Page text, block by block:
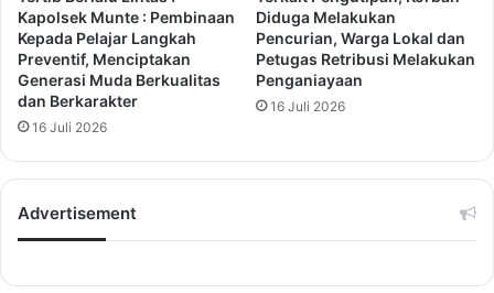
Kapolsek Munte : Pembinaan
Kepada Pelajar Langkah
Preventif, Menciptakan
Generasi Muda Berkualitas
dan Berkarakter
16 Juli 2026
Diduga Melakukan
Pencurian, Warga Lokal dan
Petugas Retribusi Melakukan
Penganiayaan
16 Juli 2026
Advertisement